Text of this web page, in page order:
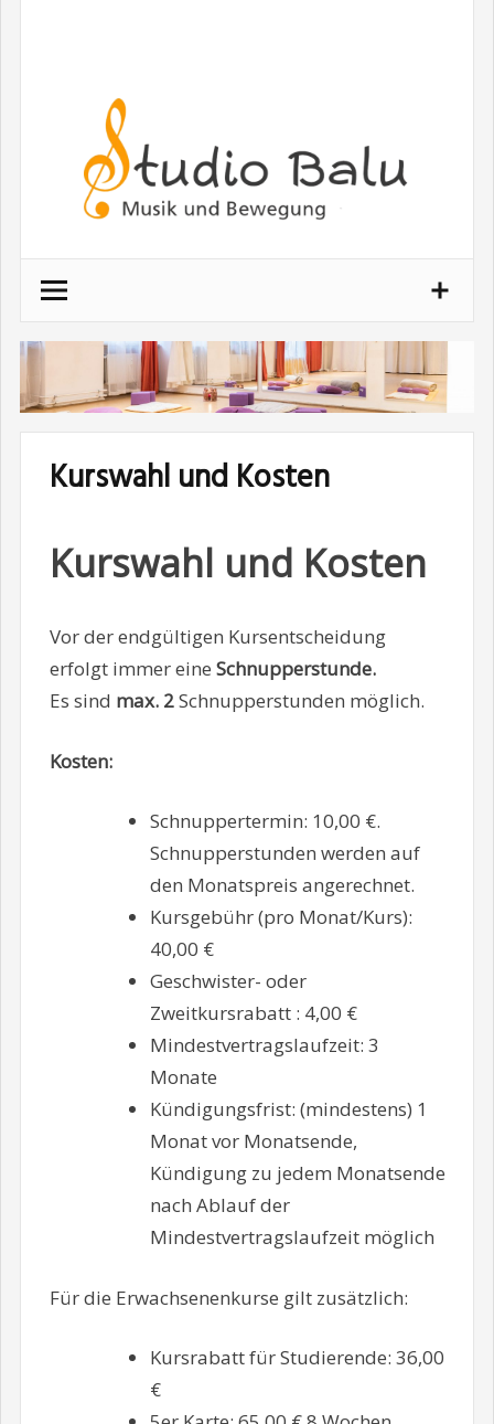
Kurswahl und Kosten
Kurswahl und Kosten
Vor der endgültigen Kursentscheidung
erfolgt immer eine Schnupperstunde.
Es sind max. 2Schnupperstunden möglich.
Kosten:
Schnuppertermin: 10,00 €.
Schnupperstunden werden auf
den Monatspreis angerechnet.
Kursgebühr (pro Monat/Kurs):
40,00 €
Geschwister- oder
Zweitkursrabatt : 4,00 €
Mindestvertragslaufzeit: 3
Monate
Kündigungsfrist: (mindestens) 1
Monat vor Monatsende,
Kündigung zu jedem Monatsende
nach Ablauf der
Mindestvertragslaufzeit möglich
Für die Erwachsenenkurse gilt zusätzlich:
Kursrabatt für Studierende: 36,00
€